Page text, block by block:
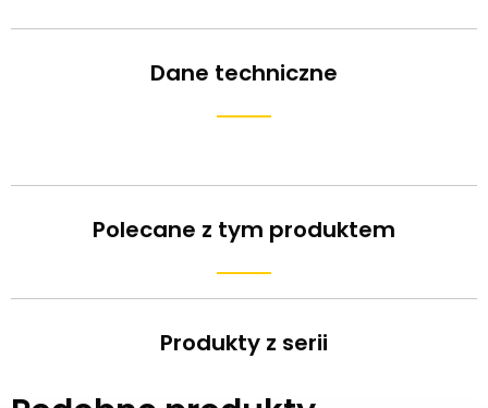
Dane techniczne
Polecane z tym produktem
Produkty z serii